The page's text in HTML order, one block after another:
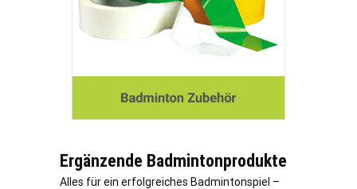
Ergänzende Badmintonprodukte
Alles für ein erfolgreiches Badmintonspiel –